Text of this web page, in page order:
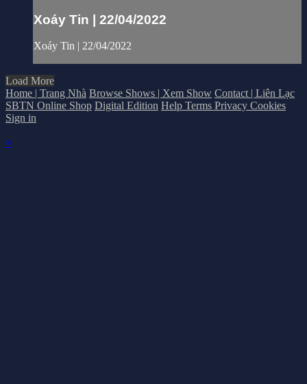
Xoáy Tin | 22/04/2022
Xoáy Tin | 22/04/2022
Load More
Home | Trang Nhà Browse Shows | Xem Show Contact | Liên Lạc
SBTN Online Shop Digital Edition Help Terms Privacy Cookies
Sign in
×